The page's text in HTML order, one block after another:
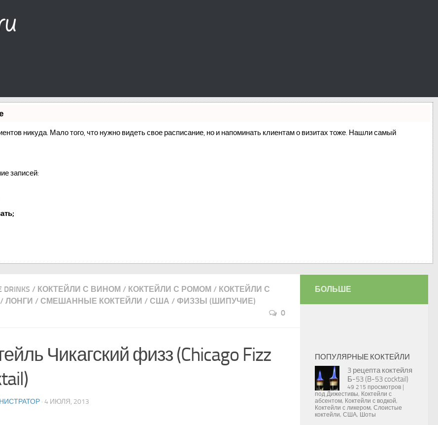
никуда. Мало того, что нужно видеть свое расписание, но и напоминать клиентам о визитах тоже. Нашли самый
записей:
DRINKS / КОКТЕЙЛИ С ВИНОМ / КОКТЕЙЛИ С РОМОМ / КОКТЕЙЛИ С
/ ЛОНГИ / СМЕШАННЫЕ КОКТЕЙЛИ / США / ФИЗЗЫ (ШИПУЧИЕ)
0
Чикагский физз (Chicago Fizz
· 4 ИЮЛЯ, 2013
БОЛЬШЕ
ПОПУЛЯРНЫЕ КОКТЕЙЛИ
3 рецепта коктейля
Б-53 (B-53 cocktail)
49 215 просмотров
под Дижестивы, Коктейли с
абсентом, Коктейли с водкой,
Коктейли с ликером, Слоистые
коктейли, США, Шоты